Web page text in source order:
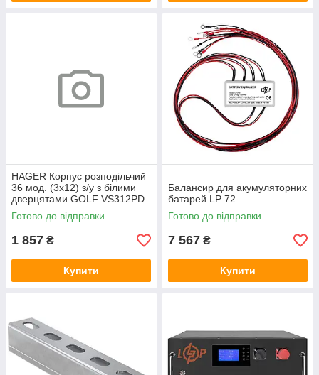
HAGER Корпус розподільчий
36 мод. (3х12) з/у з білими
дверцятами GOLF VS312PD
Готово до відправки
1 857 ₴
Купити
Балансир для акумуляторних
батарей LP 72
Готово до відправки
7 567 ₴
Купити